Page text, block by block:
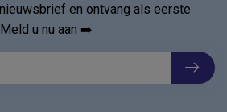
en ontvang als eerste
u nu aan ➡️